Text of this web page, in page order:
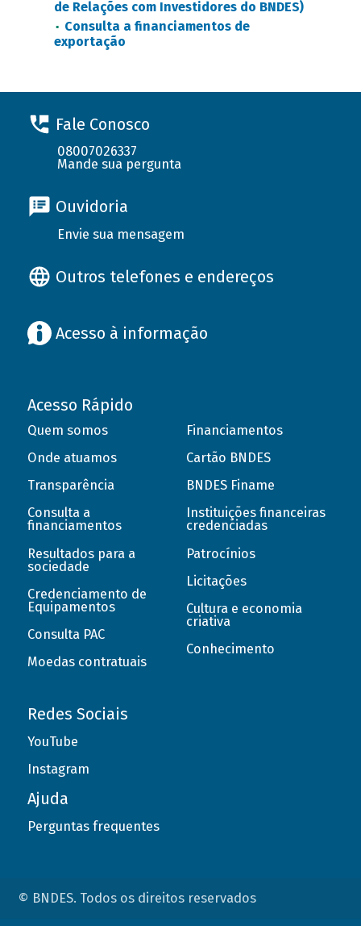
de Relações com Investidores do BNDES)
Consulta a financiamentos de
exportação
Fale Conosco
08007026337
Mande sua pergunta
Ouvidoria
Envie sua mensagem
Outros telefones e endereços
Acesso à informação
Acesso Rápido
Quem somos
Onde atuamos
Transparência
Consulta a
financiamentos
Resultados para a
sociedade
Credenciamento de
Equipamentos
Consulta PAC
Moedas contratuais
Financiamentos
Cartão BNDES
BNDES Finame
Instituições financeiras
credenciadas
Patrocínios
Licitações
Cultura e economia
criativa
Conhecimento
Redes Sociais
YouTube
Instagram
Ajuda
Perguntas frequentes
© BNDES. Todos os direitos reservados